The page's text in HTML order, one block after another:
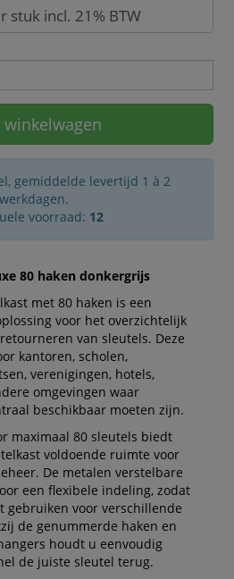
stuk incl. 21% BTW
winkelwagen
gemiddelde levertijd 1 à 2
werkdagen.
voorraad: 12
80 haken donkergrijs
met 80 haken is een
voor het overzichtelijk
van sleutels. Deze
kantoren, scholen,
verenigingen, hotels,
omgevingen waar
beschikbaar moeten zijn.
maximaal 80 sleutels biedt
voldoende ruimte voor
De metalen verstelbare
een flexibele indeling, zodat
gebruiken voor verschillende
de genummerde haken en
houdt u eenvoudig
de juiste sleutel terug.